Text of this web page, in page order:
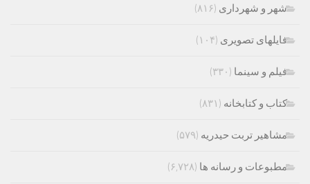
شهر و شهرداری (۸۱۶)
فایلهای تصویری (۱۰۴)
فیلم و سینما (۳۳۰)
کتاب و کتابخانه (۸۳۱)
مشاهیر تربت حیدریه (۵۷۹)
مطبوعات و رسانه ها (۶,۷۲۸)